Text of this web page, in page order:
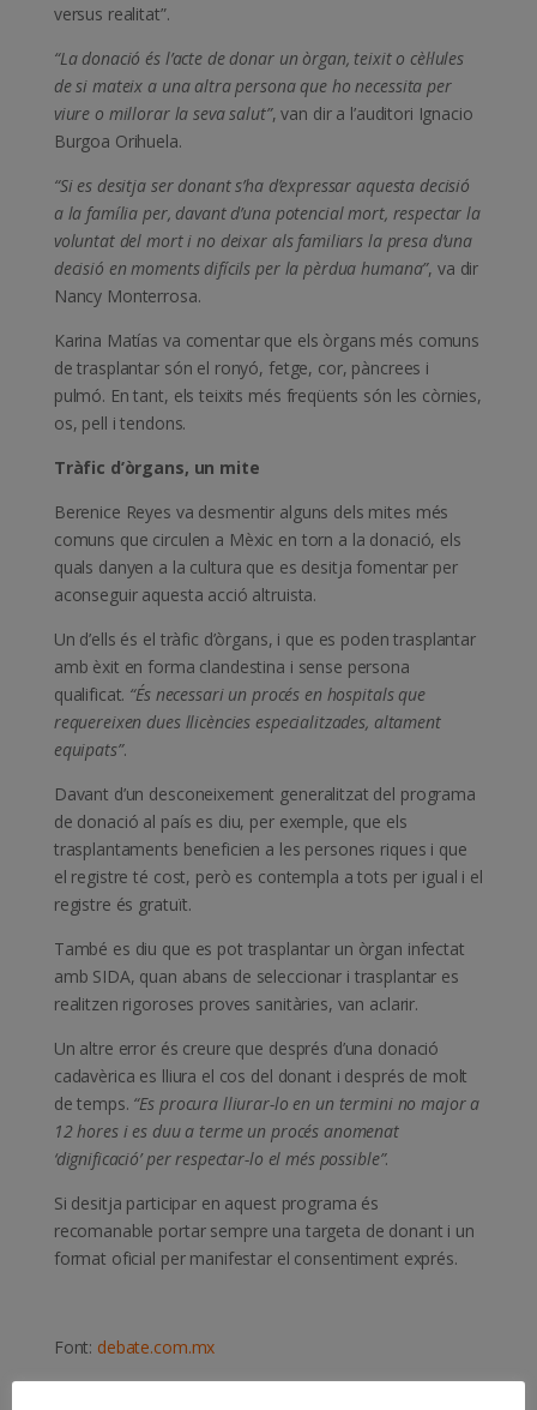
versus realitat”.
“La donació és l’acte de donar un òrgan, teixit o cèl·lules
de si mateix a una altra persona que ho necessita per
viure o millorar la seva salut”, van dir a l’auditori Ignacio
Burgoa Orihuela.
“Si es desitja ser donant s’ha d’expressar aquesta decisió
a la família per, davant d’una potencial mort, respectar la
voluntat del mort i no deixar als familiars la presa d’una
decisió en moments difícils per la pèrdua humana”, va dir
Nancy Monterrosa.
Karina Matías va comentar que els òrgans més comuns
de trasplantar són el ronyó, fetge, cor, pàncrees i
pulmó. En tant, els teixits més freqüents són les còrnies,
os, pell i tendons.
Tràfic d’òrgans, un mite
Berenice Reyes va desmentir alguns dels mites més
comuns que circulen a Mèxic en torn a la donació, els
quals danyen a la cultura que es desitja fomentar per
aconseguir aquesta acció altruista.
Un d’ells és el tràfic d’òrgans, i que es poden trasplantar
amb èxit en forma clandestina i sense persona
qualificat. “És necessari un procés en hospitals que
requereixen dues llicències especialitzades, altament
equipats”.
Davant d’un desconeixement generalitzat del programa
de donació al país es diu, per exemple, que els
trasplantaments beneficien a les persones riques i que
el registre té cost, però es contempla a tots per igual i el
registre és gratuït.
També es diu que es pot trasplantar un òrgan infectat
amb SIDA, quan abans de seleccionar i trasplantar es
realitzen rigoroses proves sanitàries, van aclarir.
Un altre error és creure que després d’una donació
cadavèrica es lliura el cos del donant i després de molt
de temps. “Es procura lliurar-lo en un termini no major a
12 hores i es duu a terme un procés anomenat
‘dignificació’ per respectar-lo el més possible”.
Si desitja participar en aquest programa és
recomanable portar sempre una targeta de donant i un
format oficial per manifestar el consentiment exprés.
Font: debate.com.mx